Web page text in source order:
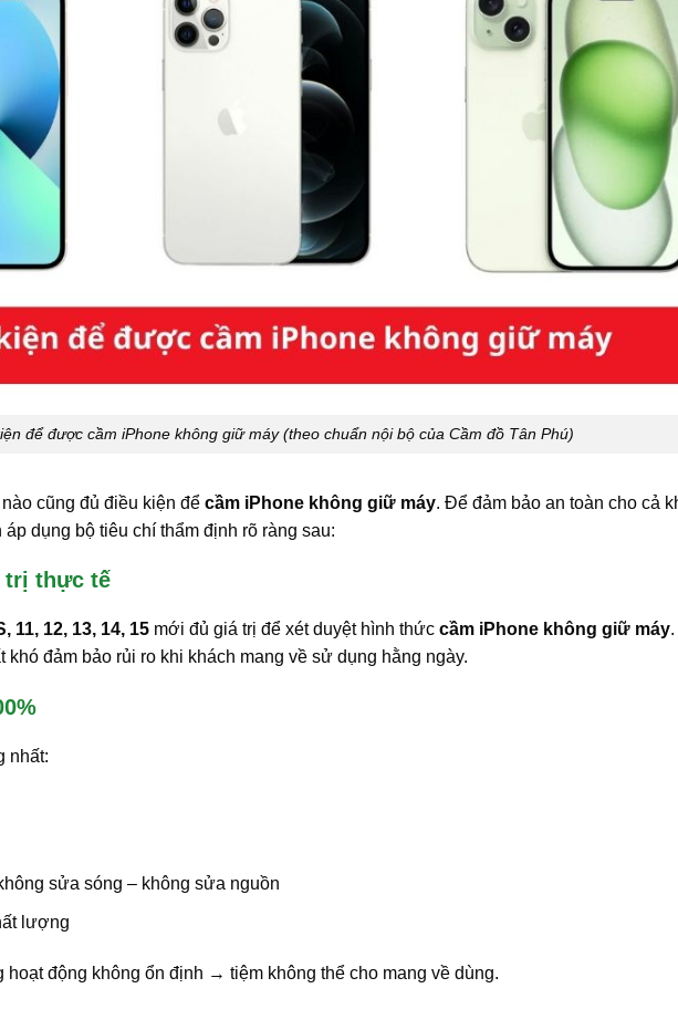
để được cầm iPhone không giữ máy (theo chuẩn nội bộ của Cầm đồ Tân Phú)
cũng đủ điều kiện để cầm iPhone không giữ máy. Để đảm bảo an toàn cho cả
dụng bộ tiêu chí thẩm định rõ ràng sau:
trị thực tế
11, 12, 13, 14, 15 mới đủ giá trị để xét duyệt hình thức cầm iPhone không giữ máy.
khó đảm bảo rủi ro khi khách mang về sử dụng hằng ngày.
nhất:
sửa sóng – không sửa nguồn
lượng
động không ổn định → tiệm không thể cho mang về dùng.